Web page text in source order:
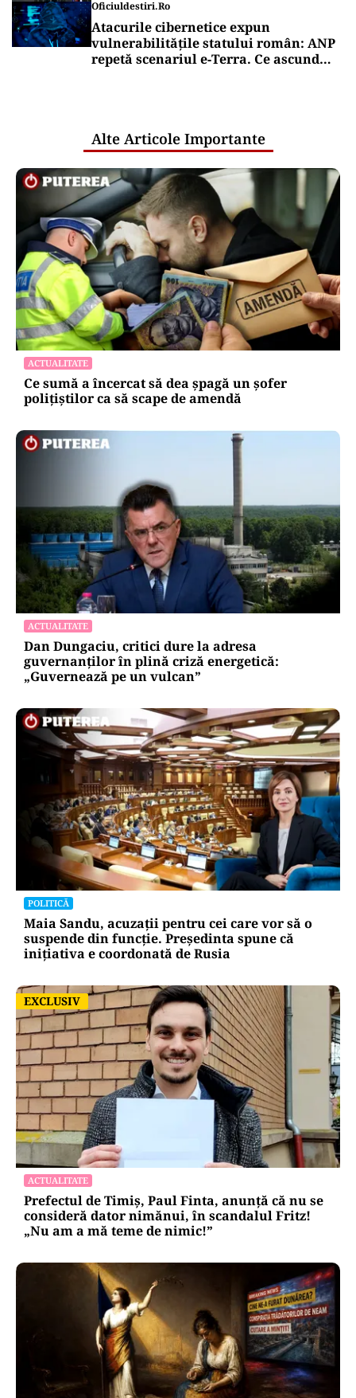
Oficiuldestiri.ro
Atacurile cibernetice expun
vulnerabilitățile statului român: ANP
repetă scenariul e‑Terra. Ce ascund
Alte Articole Importante
ACTUALITATE
Ce sumă a încercat să dea șpagă un șofer
polițiștilor ca să scape de amendă
ACTUALITATE
Dan Dungaciu, critici dure la adresa
guvernanților în plină criză energetică:
„Guvernează pe un vulcan”
POLITICĂ
Maia Sandu, acuzații pentru cei care vor să o
suspende din funcție. Președinta spune că
inițiativa e coordonată de Rusia
EXCLUSIV
EXCLUSIV
ACTUALITATE
Prefectul de Timiș, Paul Finta, anunță că nu se
consideră dator nimănui, în scandalul Fritz!
„Nu am a mă teme de nimic!”